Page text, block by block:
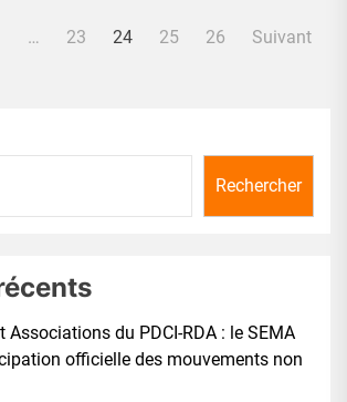
… 23 24 25 26 Suivant
Rechercher
Associations du PDCI-RDA : le SEMA
officielle des mouvements non